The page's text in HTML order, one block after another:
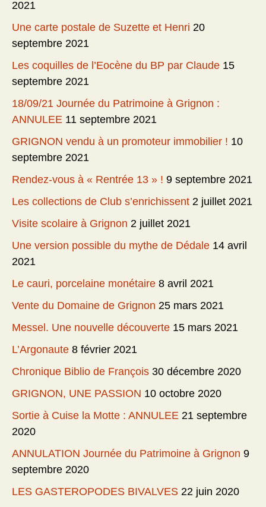
2021
Une carte postale de Suzette et Henri 20
septembre 2021
Les coquilles de l’Eocène du BP par Claude 15
septembre 2021
18/09/21 Journée du Patrimoine à Grignon :
ANNULEE 11 septembre 2021
GRIGNON vendu à un promoteur immobilier ! 10
septembre 2021
Rendez-vous à « Rentrée 13 » ! 9 septembre 2021
Les collections de Club s’enrichissent 2 juillet 2021
Visite scolaire à Grignon 2 juillet 2021
Une version possible du mythe de Dédale 14 avril
2021
Le cauri, porcelaine monétaire 8 avril 2021
Vente du Domaine de Grignon 25 mars 2021
Messel. Une nouvelle découverte 15 mars 2021
L’Argonaute 8 février 2021
Chronique Biblio de François 30 décembre 2020
GRIGNON, UNE PASSION 10 octobre 2020
Sortie à Cuise la Motte : ANNULEE 21 septembre
2020
ANNULATION Journée du Patrimoine à Grignon 9
septembre 2020
LES GASTEROPODES BIVALVES 22 juin 2020